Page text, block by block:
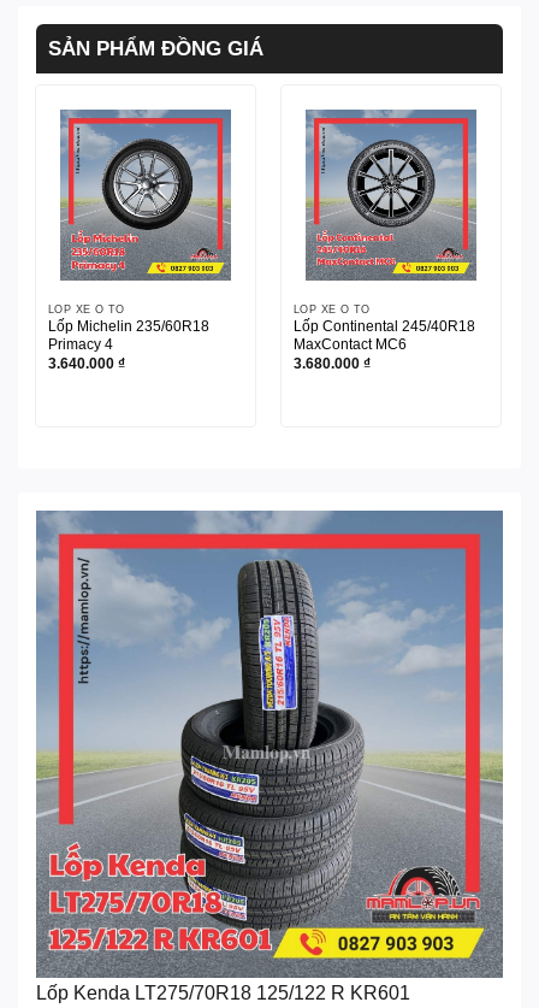
SẢN PHẨM ĐỒNG GIÁ
LỐP XE Ô TÔ
Lốp Michelin 235/60R18
Primacy 4
3.640.000 ₫
LỐP XE Ô TÔ
Lốp Continental 245/40R18
MaxContact MC6
3.680.000 ₫
Lốp Kenda LT275/70R18 125/122 R KR601